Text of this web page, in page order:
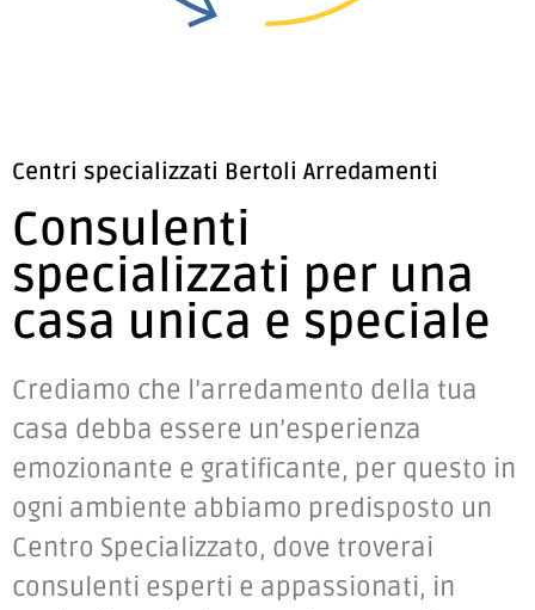
Centri specializzati Bertoli Arredamenti
Consulenti
specializzati per una
casa unica e speciale
Crediamo che l’arredamento della tua
casa debba essere un’esperienza
emozionante e gratificante, per questo in
ogni ambiente abbiamo predisposto un
Centro Specializzato, dove troverai
consulenti esperti e appassionati, in